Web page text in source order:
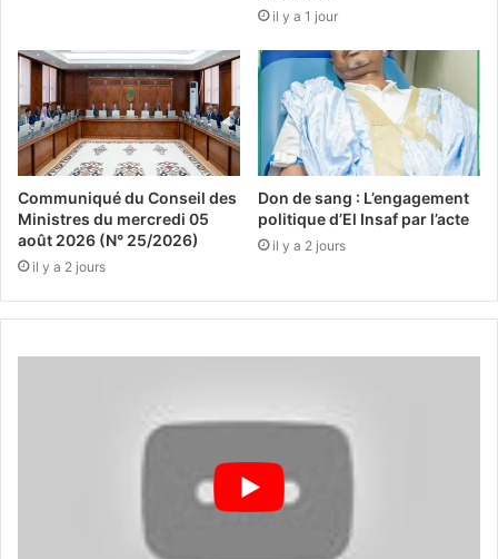
il y a 1 jour
Communiqué du Conseil des
Ministres du mercredi 05
août 2026 (N° 25/2026)
il y a 2 jours
Don de sang : L’engagement
politique d’El Insaf par l’acte
il y a 2 jours